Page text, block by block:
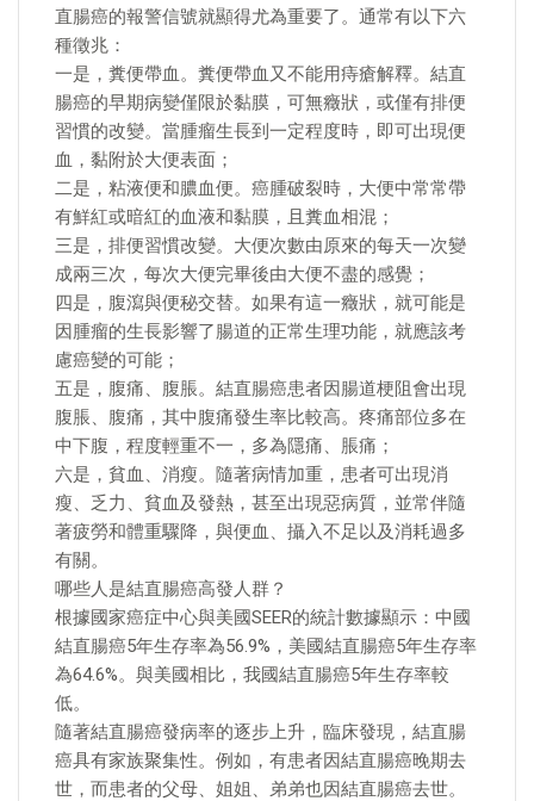
直腸癌的報警信號就顯得尤為重要了。通常有以下六
種徵兆：
一是，糞便帶血。糞便帶血又不能用痔瘡解釋。結直
腸癌的早期病變僅限於黏膜，可無癥狀，或僅有排便
習慣的改變。當腫瘤生長到一定程度時，即可出現便
血，黏附於大便表面；
二是，粘液便和膿血便。癌腫破裂時，大便中常常帶
有鮮紅或暗紅的血液和黏膜，且糞血相混；
三是，排便習慣改變。大便次數由原來的每天一次變
成兩三次，每次大便完畢後由大便不盡的感覺；
四是，腹瀉與便秘交替。如果有這一癥狀，就可能是
因腫瘤的生長影響了腸道的正常生理功能，就應該考
慮癌變的可能；
五是，腹痛、腹脹。結直腸癌患者因腸道梗阻會出現
腹脹、腹痛，其中腹痛發生率比較高。疼痛部位多在
中下腹，程度輕重不一，多為隱痛、脹痛；
六是，貧血、消瘦。隨著病情加重，患者可出現消
瘦、乏力、貧血及發熱，甚至出現惡病質，並常伴隨
著疲勞和體重驟降，與便血、攝入不足以及消耗過多
有關。
哪些人是結直腸癌高發人群？
根據國家癌症中心與美國SEER的統計數據顯示：中國
結直腸癌5年生存率為56.9%，美國結直腸癌5年生存率
為64.6%。與美國相比，我國結直腸癌5年生存率較
低。
隨著結直腸癌發病率的逐步上升，臨床發現，結直腸
癌具有家族聚集性。例如，有患者因結直腸癌晚期去
世，而患者的父母、姐姐、弟弟也因結直腸癌去世。